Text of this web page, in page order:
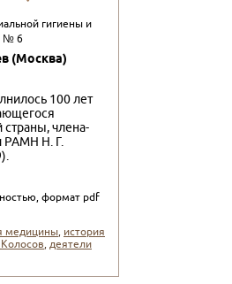
гигиены и
№ 6
(Москва)
100 лет
страны, члена-
РАМН Н. Г.
формат pdf
медицины, история
Колосов,деятели